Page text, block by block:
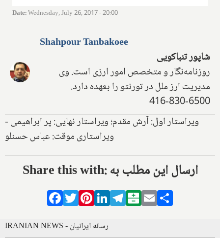
Date:Wednesday, July 26, 2017 - 20:00
Shahpour Tanbakoee
شاپور تنباکویی
روزنامه‌نگار و متخصص امور ارزی است. وی
مدیریت ارز ملل در تورنتو را بعهده دارد.
416-830-6500
ویراستار اول: آرش مقدم؛ ویراستار نهایی: پر ابراهیمی -
ویراستاری موقت: عباس حسنلو
Share this with: ارسال این مطلب به
Facebook
TwitterPinterestLinkedIn
Telegram
Balatarin
Email
IRANIAN NEWS - رسانه ایرانیان